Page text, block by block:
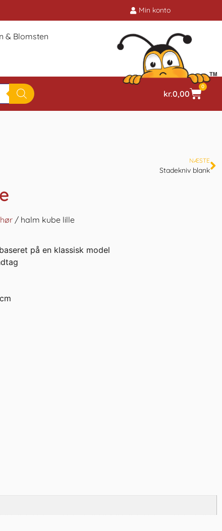
Min konto
& Blomsten
kr.0,00
0
NÆSTE
Stadekniv blank
/ halm kube lille
på en klassisk model